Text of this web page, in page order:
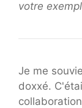
votre
Je me
doxxé.